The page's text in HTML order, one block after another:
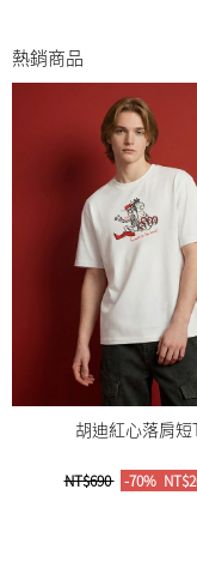
熱銷商品
胡迪紅心落肩短
NT$690 -70%